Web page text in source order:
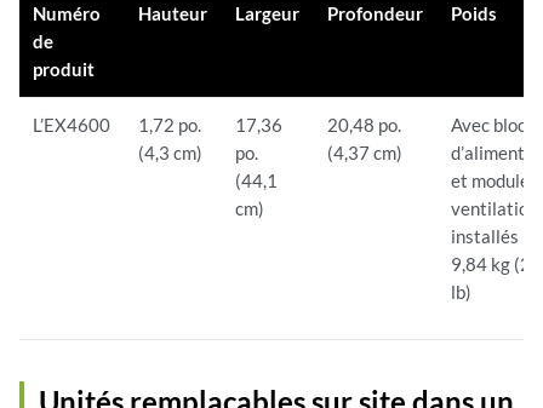
Numéro
de
produit
Hauteur Largeur Profondeur Poids
L’EX4600
1,72 po.
(4,3 cm)
17,36
po.
(44,1
cm)
20,48 po.
(4,37 cm)
Avec blocs
et modules
ventilation
installés :
9,84 kg
lb)